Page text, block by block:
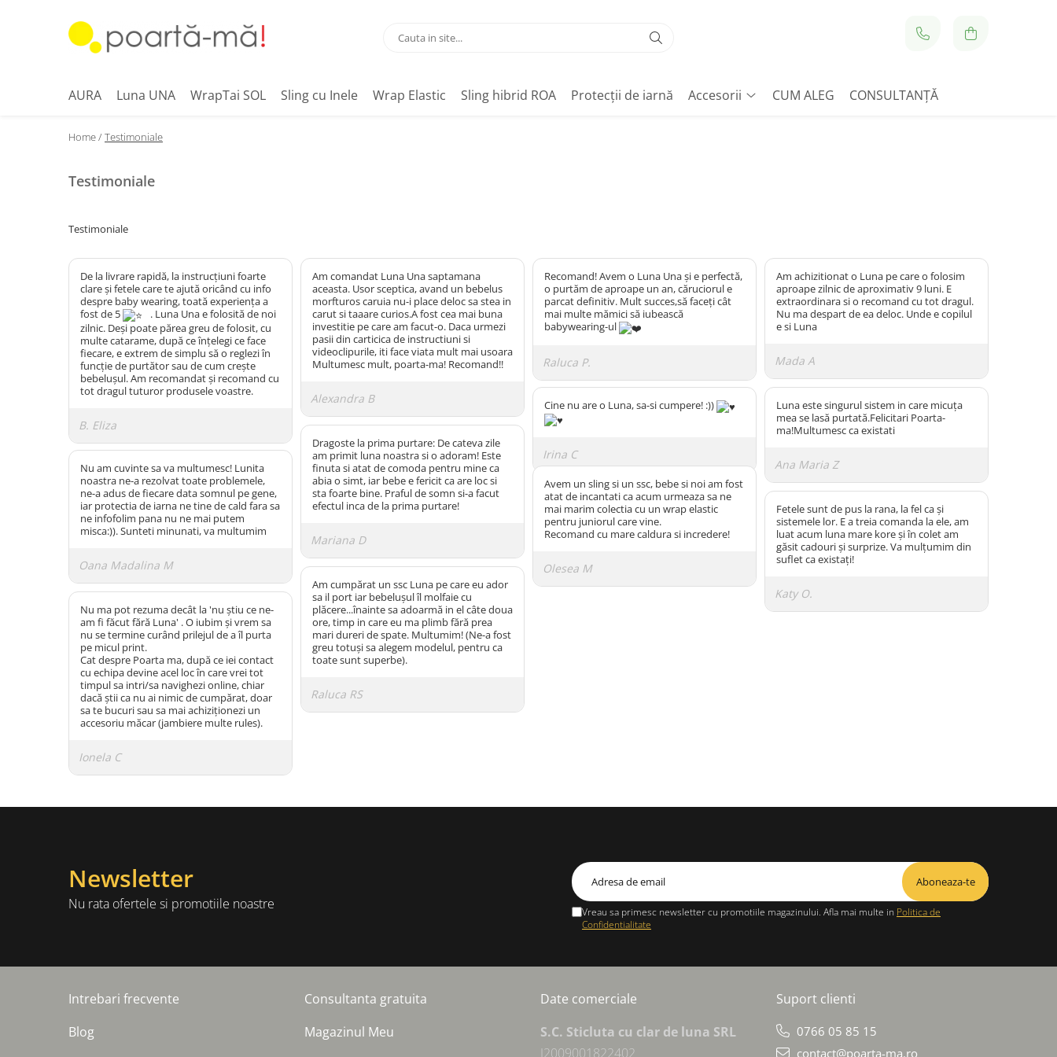
Accesorii
Card cadou
AURA Luna UNA WrapTai SOL Sling cu Inele Wrap Elastic Sling hibrid ROA Protecții de iarnă Accesorii CUM ALEG CONSULTANȚĂ
Home / Testimoniale
Testimoniale
Testimoniale
De la livrare rapidă, la instrucțiuni foarte
clare și fetele care te ajută oricând cu info
despre baby wearing, toată experiența a
fost de 5
. Luna Una e folosită de noi
zilnic. Deși poate părea greu de folosit, cu
multe catarame, după ce înțelegi ce face
fiecare, e extrem de simplu să o reglezi în
funcție de purtător sau de cum crește
bebelușul. Am recomandat și recomand cu
tot dragul tuturor produsele voastre.
B. Eliza
Am comandat Luna Una saptamana
aceasta. Usor sceptica, avand un bebelus
morfturos caruia nu-i place deloc sa stea in
carut si taaare curios.A fost cea mai buna
investitie pe care am facut-o. Daca urmezi
pasii din carticica de instructiuni si
videoclipurile, iti face viata mult mai usoara
Multumesc mult, poarta-ma! Recomand!!
Alexandra B
Recomand! Avem o Luna Una și e perfectă,
o purtăm de aproape un an, căruciorul e
parcat definitiv. Mult succes,să faceți cât
mai multe mămici să iubească
babywearing-ul
Raluca P.
Am achizitionat o Luna pe care o folosim
aproape zilnic de aproximativ 9 luni. E
extraordinara si o recomand cu tot dragul.
Nu ma despart de ea deloc. Unde e copilul
e si Luna
Mada A
Cine nu are o Luna, sa-si cumpere! :))
Irina C
Luna este singurul sistem in care micuța
mea se lasă purtată.Felicitari Poarta-
ma!Multumesc ca existati
Ana Maria Z
Dragoste la prima purtare: De cateva zile
am primit luna noastra si o adoram! Este
finuta si atat de comoda pentru mine ca
abia o simt, iar bebe e fericit ca are loc si
sta foarte bine. Praful de somn si-a facut
efectul inca de la prima purtare!
Mariana D
Nu am cuvinte sa va multumesc! Lunita
noastra ne-a rezolvat toate problemele,
ne-a adus de fiecare data somnul pe gene,
iar protectia de iarna ne tine de cald fara sa
ne infofolim pana nu ne mai putem
misca:)). Sunteti minunati, va multumim
Oana Madalina M
Avem un sling si un ssc, bebe si noi am fost
atat de incantati ca acum urmeaza sa ne
mai marim colectia cu un wrap elastic
pentru juniorul care vine.
Recomand cu mare caldura si incredere!
Olesea M
Fetele sunt de pus la rana, la fel ca și
sistemele lor. E a treia comanda la ele, am
luat acum luna mare kore și în colet am
găsit cadouri și surprize. Va mulțumim din
suflet ca existați!
Katy O.
Am cumpărat un ssc Luna pe care eu ador
sa il port iar bebelușul îl molfaie cu
plăcere...înainte sa adoarmă in el câte doua
ore, timp in care eu ma plimb fără prea
mari dureri de spate. Multumim! (Ne-a fost
greu totuși sa alegem modelul, pentru ca
toate sunt superbe).
Raluca RS
Nu ma pot rezuma decât la 'nu știu ce ne-
am fi făcut fără Luna' . O iubim și vrem sa
nu se termine curând prilejul de a îl purta
pe micul print.
Cat despre Poarta ma, după ce iei contact
cu echipa devine acel loc în care vrei tot
timpul sa intri/sa navighezi online, chiar
dacă știi ca nu ai nimic de cumpărat, doar
sa te bucuri sau sa mai achiziționezi un
accesoriu măcar (jambiere multe rules).
Ionela C
Newsletter
Nu rata ofertele si promotiile noastre Vreau sa primesc newsletter cu promotiile magazinului. Afla mai multe in Politica de
Confidentialitate
Intrebari frecvente
Blog
Consultanta gratuita
Magazinul Meu
Date comerciale
S.C. Sticluta cu clar de luna SRL
J2009001822402
Suport clienti
0766 05 85 15
contact@poarta-ma.ro